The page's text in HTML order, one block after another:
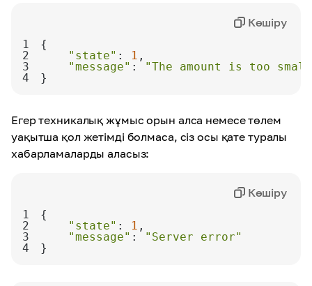
1
2
"state" : 1
3
"message" :
"The amount is too
4
}
Көшіру
Егер техникалық жұмыс орын алса немесе төлем
уақытша қол жетімді болмаса, сіз осы қате туралы
хабарламаларды аласыз:
1
2
"state" : 1
3
"message" :
"Server error"
4
}
Көшіру